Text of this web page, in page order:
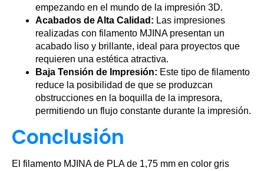
empezando en el mundo de la impresión 3D.
Acabados de Alta Calidad: Las impresiones
realizadas con filamento MJINA presentan un
acabado liso y brillante, ideal para proyectos que
requieren una estética atractiva.
Baja Tensión de Impresión: Este tipo de filamento
reduce la posibilidad de que se produzcan
obstrucciones en la boquilla de la impresora,
permitiendo un flujo constante durante la impresión.
Conclusión
El filamento MJINA de PLA de 1,75 mm en color gris